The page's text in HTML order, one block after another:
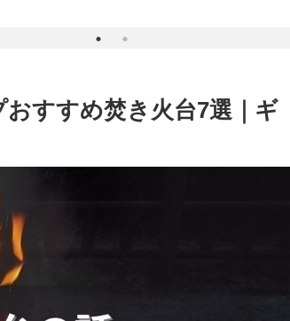
すすめ焚き火台7選｜ギ